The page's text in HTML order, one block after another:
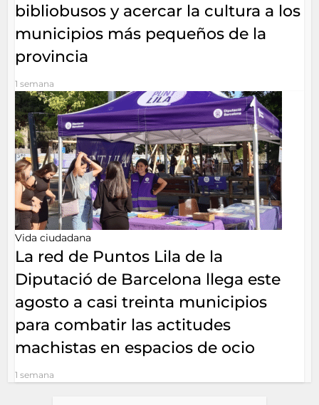
bibliobusos y acercar la cultura a los
municipios más pequeños de la
provincia
1 semana
Vida ciudadana
La red de Puntos Lila de la
Diputació de Barcelona llega este
agosto a casi treinta municipios
para combatir las actitudes
machistas en espacios de ocio
1 semana